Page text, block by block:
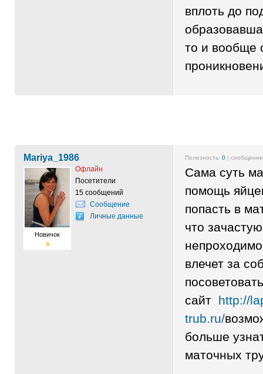
вплоть до
то и вообще
Mariya_1986
Новичок
Офлайн
Посетители
15 сообщений
Сообщение
Личные данные
Полезность: 0 |
Сама суть
помощь
попасть в
что
влечет за
сайт http://
trub.ru/
больше
маточных